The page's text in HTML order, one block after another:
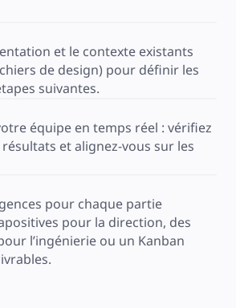
et le contexte existants
de design) pour définir les
suivantes.
équipe en temps réel : vérifiez
et alignez-vous sur les
pour chaque partie
pour la direction, des
l’ingénierie ou un Kanban